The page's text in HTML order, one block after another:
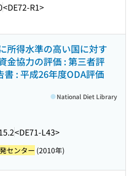
<DE72-R1>
所得水準の高い国に対す
金協力の評価 : 第三者評
書 : 平成26年度ODA評価
<DE71-L43>
National Diet Library
センター (2010年)